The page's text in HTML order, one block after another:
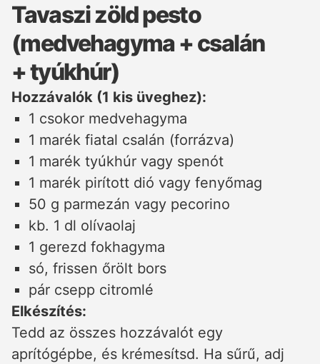
Tavaszi zöld pesto
(medvehagyma + csalán
+ tyúkhúr)
Hozzávalók (1 kis üveghez):
1 csokor medvehagyma
1 marék fiatal csalán (forrázva)
1 marék tyúkhúr vagy spenót
1 marék pirított dió vagy fenyőmag
50 g parmezán vagy pecorino
kb. 1 dl olívaolaj
1 gerezd fokhagyma
só, frissen őrölt bors
pár csepp citromlé
Elkészítés:
Tedd az összes hozzávalót egy
aprítógépbe, és krémesítsd. Ha sűrű, adj